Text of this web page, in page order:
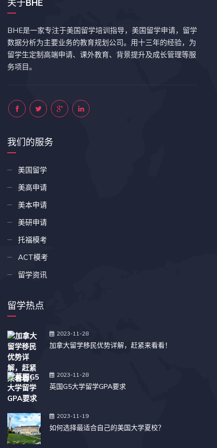
关于BHE
BHE是一家专注于美国留学培训指导，美国留学申请，留学
数据分析为主要业务的教育规划公司。用十三年的经验，为
留学生定制高端申请、课外教育、背景提升及成长管理等服
务项目。
我们的服务
美国留学
美高申请
美本申请
美研申请
托福模考
ACT模考
留学资讯
留学热点
2023-11-28
加拿大留学移民优势详解，赶紧来看看！
2023-11-28
英国G5大学留学GPA要求
2023-11-19
如何选择最适合自己的美国大学夏校？